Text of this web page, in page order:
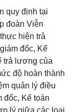
quy định tại
đoàn Viễn
hiện trả
đốc, Kế
trả lương của
độ hoàn thành
quản lý điều
đốc, Kế toán
lý giữa các loại